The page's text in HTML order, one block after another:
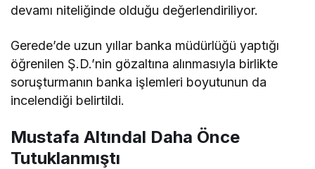
devamı niteliğinde olduğu değerlendiriliyor.
Gerede’de uzun yıllar banka müdürlüğü yaptığı
öğrenilen Ş.D.’nin gözaltına alınmasıyla birlikte
soruşturmanın banka işlemleri boyutunun da
incelendiği belirtildi.
Mustafa Altındal Daha Önce
Tutuklanmıştı